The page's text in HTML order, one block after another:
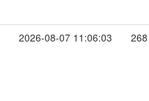
2026-08-07 11:06:03 268